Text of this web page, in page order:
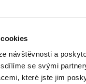
návštěvnosti a
se svými
které jste jim